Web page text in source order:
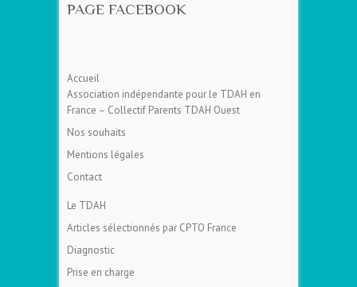
PAGE FACEBOOK
Accueil
Association indépendante pour le TDAH en
France – Collectif Parents TDAH Ouest
Nos souhaits
Mentions légales
Contact
Le TDAH
Articles sélectionnés par CPTO France
Diagnostic
Prise en charge